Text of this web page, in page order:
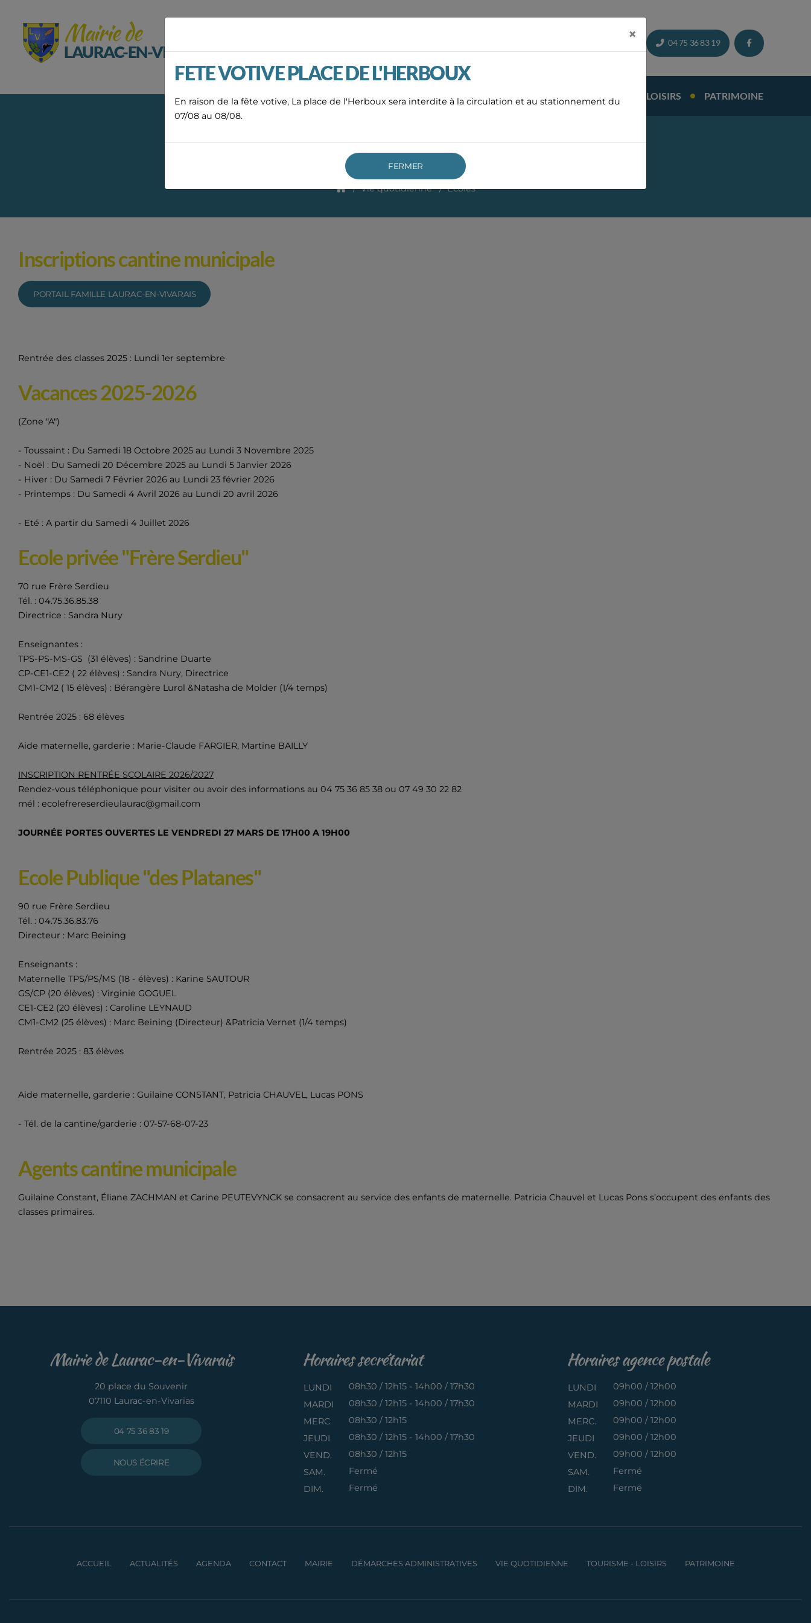
Mairie de
LAURAC-EN-VIVARAIS 04 75 36 83 19
MAIRIE DÉMARCHES ADMINISTRATIVES VIE QUOTIDIENNE TOURISME - LOISIRS PATRIMOINE
Ecoles
Vie quotidienne Ecoles
Inscriptions cantine municipale
PORTAIL FAMILLE LAURAC-EN-VIVARAIS
Rentrée des classes 2025 : Lundi 1er septembre
Vacances 2025-2026
(Zone "A")
- Toussaint : Du Samedi 18 Octobre 2025 au Lundi 3 Novembre 2025
- Noël : Du Samedi 20 Décembre 2025 au Lundi 5 Janvier 2026
- Hiver : Du Samedi 7 Février 2026 au Lundi 23 février 2026
- Printemps : Du Samedi 4 Avril 2026 au Lundi 20 avril 2026
- Eté : A partir du Samedi 4 Juillet 2026
Ecole privée "Frère Serdieu"
70 rue Frère Serdieu
Tél. : 04.75.36.85.38
Directrice : Sandra Nury
Enseignantes :
TPS-PS-MS-GS (31 élèves) : Sandrine Duarte
CP-CE1-CE2 ( 22 élèves) : Sandra Nury, Directrice
CM1-CM2 ( 15 élèves) : Bérangère Lurol &Natasha de Molder (1/4 temps)
Rentrée 2025 : 68 élèves
Aide maternelle, garderie : Marie-Claude FARGIER, Martine BAILLY
INSCRIPTION RENTRÉE SCOLAIRE 2026/2027
Rendez-vous téléphonique pour visiter ou avoir des informations au 04 75 36 85 38 ou 07 49 30 22 82
mél : ecolefrereserdieulaurac@gmail.com
JOURNÉE PORTES OUVERTES LE VENDREDI 27 MARS DE 17H00 A 19H00
Ecole Publique "des Platanes"
90 rue Frère Serdieu
Tél. : 04.75.36.83.76
Directeur : Marc Beining
Enseignants :
Maternelle TPS/PS/MS (18 - élèves) : Karine SAUTOUR
GS/CP (20 élèves) : Virginie GOGUEL
CE1-CE2 (20 élèves) : Caroline LEYNAUD
CM1-CM2 (25 élèves) : Marc Beining (Directeur) &Patricia Vernet (1/4 temps)
Rentrée 2025 : 83 élèves
Aide maternelle, garderie : Guilaine CONSTANT, Patricia CHAUVEL, Lucas PONS
- Tél. de la cantine/garderie : 07-57-68-07-23
Agents cantine municipale
Guilaine Constant, Éliane ZACHMAN et Carine PEUTEVYNCK se consacrent au service des enfants de maternelle. Patricia Chauvel et Lucas Pons s’occupent des enfants des
classes primaires.
Mairie de Laurac-en-Vivarais
20 place du Souvenir
07110 Laurac-en-Vivarias
04 75 36 83 19
NOUS ÉCRIRE
Horaires secrétariat
LUNDI
08h30 / 12h15 - 14h00 / 17h30
MARDI
08h30 / 12h15 - 14h00 / 17h30
MERC.
08h30 / 12h15
JEUDI
08h30 / 12h15 - 14h00 / 17h30
VEND.
08h30 / 12h15
SAM.
Fermé
DIM.
Fermé
Horaires agence postale
LUNDI
09h00 / 12h00
MARDI
09h00 / 12h00
MERC.
09h00 / 12h00
JEUDI
09h00 / 12h00
VEND.
09h00 / 12h00
SAM.
Fermé
DIM.
Fermé
ACCUEIL ACTUALITÉS AGENDA CONTACT MAIRIE DÉMARCHES ADMINISTRATIVES VIE QUOTIDIENNE TOURISME - LOISIRS PATRIMOINE
×
FETE VOTIVE PLACE DE L'HERBOUX
En raison de la fête votive, La place de l'Herboux sera interdite à la circulation et au stationnement du
07/08 au 08/08.
FERMER